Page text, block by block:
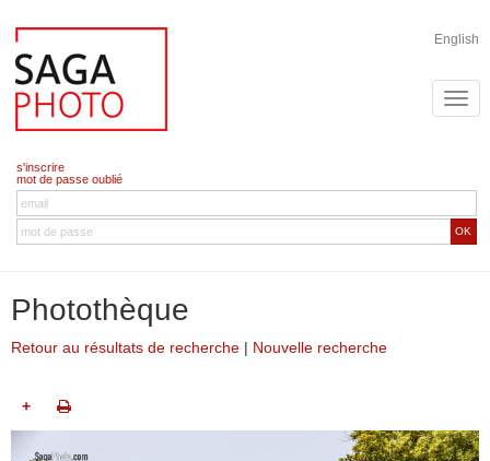
English
s'inscrire
mot de passe oublié
OK
Photothèque
Retour au résultats de recherche | Nouvelle recherche
+